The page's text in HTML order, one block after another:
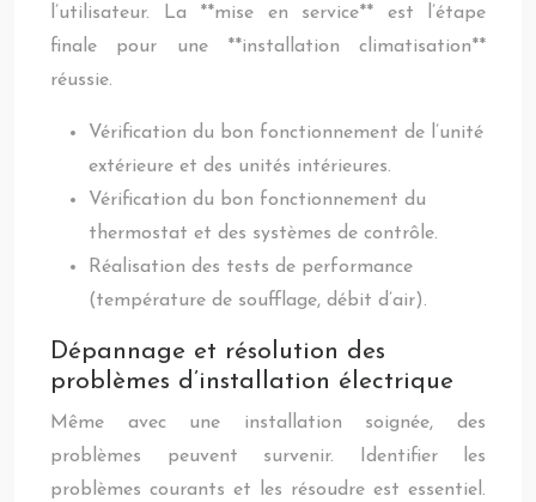
l’utilisateur. La **mise en service** est l’étape
finale pour une **installation climatisation**
réussie.
Vérification du bon fonctionnement de l’unité
extérieure et des unités intérieures.
Vérification du bon fonctionnement du
thermostat et des systèmes de contrôle.
Réalisation des tests de performance
(température de soufflage, débit d’air).
Dépannage et résolution des
problèmes d’installation électrique
Même avec une installation soignée, des
problèmes peuvent survenir. Identifier les
problèmes courants et les résoudre est essentiel.